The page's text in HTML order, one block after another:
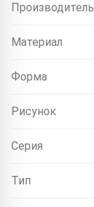
Производитель
Материал
Форма
Рисунок
Серия
Тип